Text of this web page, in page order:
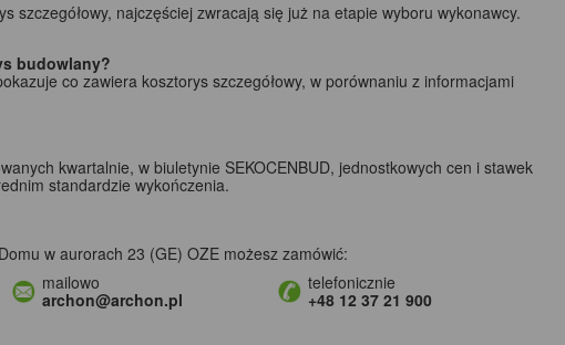
szczegółowy, najczęściej zwracają się już na etapie wyboru wykonawcy.
budowlany?
co zawiera kosztorys szczegółowy, w porównaniu z informacjami
kwartalnie, w biuletynie SEKOCENBUD, jednostkowych cen i stawek
standardzie wykończenia.
w aurorach 23 (GE) OZE możesz zamówić:
mailowo
archon@archon.pl
telefonicznie
+48 12 37 21 900